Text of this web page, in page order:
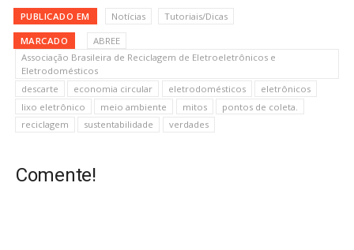
PUBLICADO EM Notícias Tutoriais/Dicas
MARCADO
ABREE
Associação Brasileira de Reciclagem de Eletroeletrônicos e
Eletrodomésticos
descarte
economia circular eletrodomésticos
eletrônicos
lixo eletrônico
meio ambiente mitos
pontos de coleta.
reciclagem
sustentabilidade verdades
Comente!